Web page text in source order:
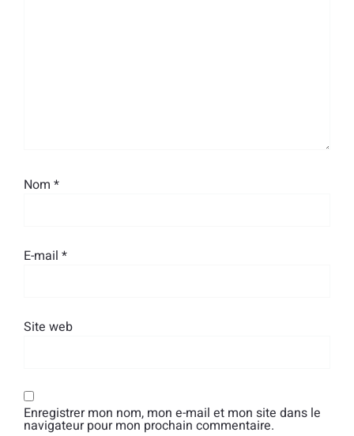
Nom *
E-mail *
Site web
Enregistrer mon nom, mon e-mail et mon site dans le
navigateur pour mon prochain commentaire.